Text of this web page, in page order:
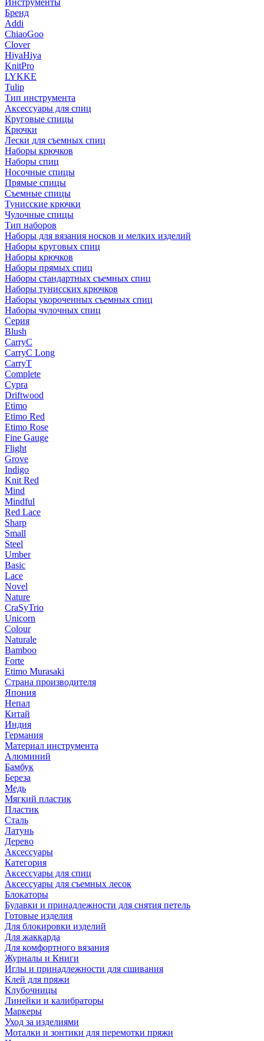
Инструменты
Бренд
Addi
ChiaoGoo
Clover
HiyaHiya
KnitPro
LYKKE
Tulip
Тип инструмента
Аксессуары для спиц
Круговые спицы
Крючки
Лески для съемных спиц
Наборы крючков
Наборы спиц
Носочные спицы
Прямые спицы
Съемные спицы
Тунисские крючки
Чулочные спицы
Тип наборов
Наборы для вязания носков и мелких изделий
Наборы круговых спиц
Наборы крючков
Наборы прямых спиц
Наборы стандартных съемных спиц
Наборы тунисских крючков
Наборы укороченных съемных спиц
Наборы чулочных спиц
Серия
Blush
CarryC
CarryC Long
CarryT
Complete
Cypra
Driftwood
Etimo
Etimo Red
Etimo Rose
Fine Gauge
Flight
Grove
Indigo
Knit Red
Mind
Mindful
Red Lace
Sharp
Small
Steel
Umber
Basic
Lace
Novel
Nature
CraSyTrio
Unicorn
Colour
Naturale
Bamboo
Forte
Etimo Murasaki
Страна производителя
Япония
Непал
Китай
Индия
Германия
Материал инструмента
Алюминий
Бамбук
Береза
Медь
Мягкий пластик
Пластик
Сталь
Латунь
Дерево
Аксессуары
Категория
Аксессуары для спиц
Аксессуары для съемных лесок
Блокаторы
Булавки и принадлежности для снятия петель
Готовые изделия
Для блокировки изделий
Для жаккарда
Для комфортного вязания
Журналы и Книги
Иглы и принадлежности для сшивания
Клей для пряжи
Клубочницы
Линейки и калибраторы
Маркеры
Уход за изделиями
Моталки и зонтики для перемотки пряжи